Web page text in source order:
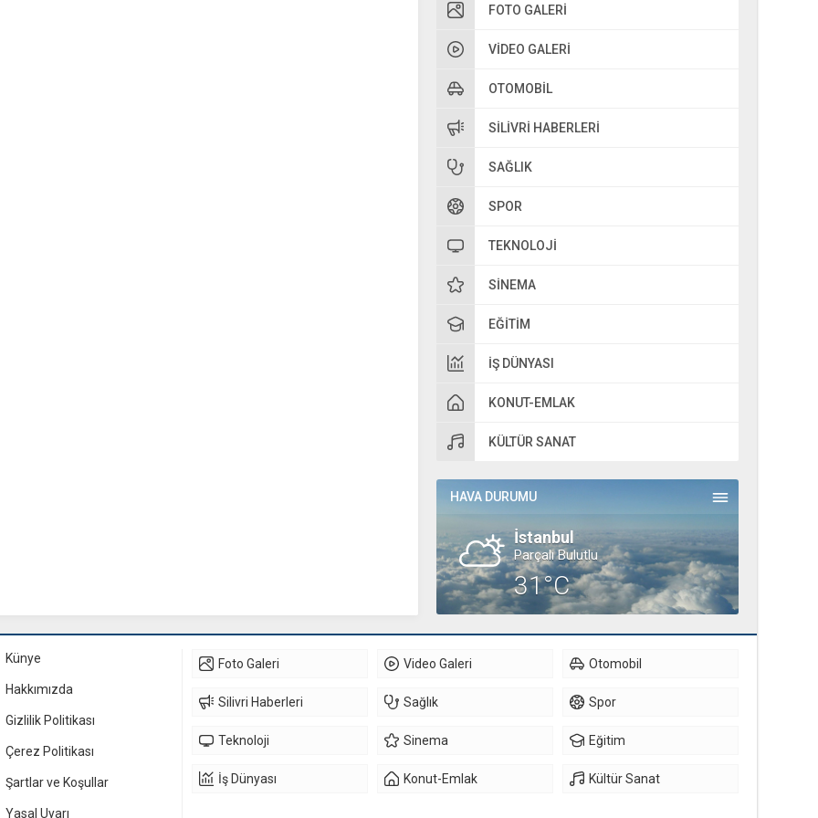
FOTO GALERI
VIDEO GALERI
OTOMOBIL
SILIVRI HABERLERI
SAĞLIK
SPOR
TEKNOLOJI
SINEMA
EĞITIM
İŞ DÜNYASI
KONUT-EMLAK
KÜLTÜR SANAT
HAVA DURUMU
İstanbul
Parçalı Bulutlu
31°C
Künye
Hakkımızda
Gizlilik Politikası
Çerez Politikası
Şartlar ve Koşullar
Yasal Uyarı
Foto Galeri Video Galeri Otomobil
Silivri Haberleri Sağlık Spor
Teknoloji Sinema Eğitim
İş Dünyası Konut-Emlak Kültür Sanat